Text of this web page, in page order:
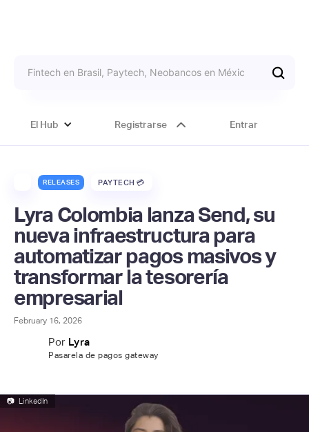
El Hub Registrarse Entrar
RELEASES PAYTECH 💳
Lyra Colombia lanza Send, su
nueva infraestructura para
automatizar pagos masivos y
transformar la tesorería
empresarial
February 16, 2026
Por Lyra
Pasarela de pagos gateway
📷 LinkedIn